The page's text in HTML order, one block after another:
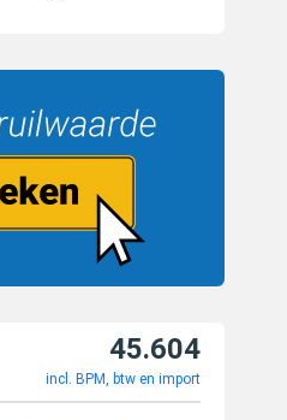
45.604
incl. BPM, btw en import